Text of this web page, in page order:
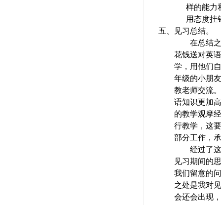
样的能力
用态度挂
五、
见习总结。
在总结
花钱送对英
学，用他们
年级的小朋
教老师交流
语知识更加
的教学观摩
行教学，这
部分工作，
经过了
见习期间的
我们留意的
之处是我对
会还会出现